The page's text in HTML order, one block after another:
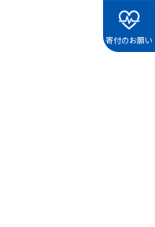
寄付のお願い